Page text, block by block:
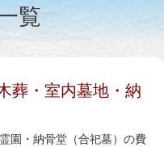
覧
葬・室内墓地・納
園・納骨堂（合祀墓）の費